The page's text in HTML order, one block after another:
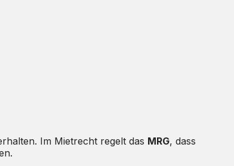
Im Mietrecht regelt das MRG, dass